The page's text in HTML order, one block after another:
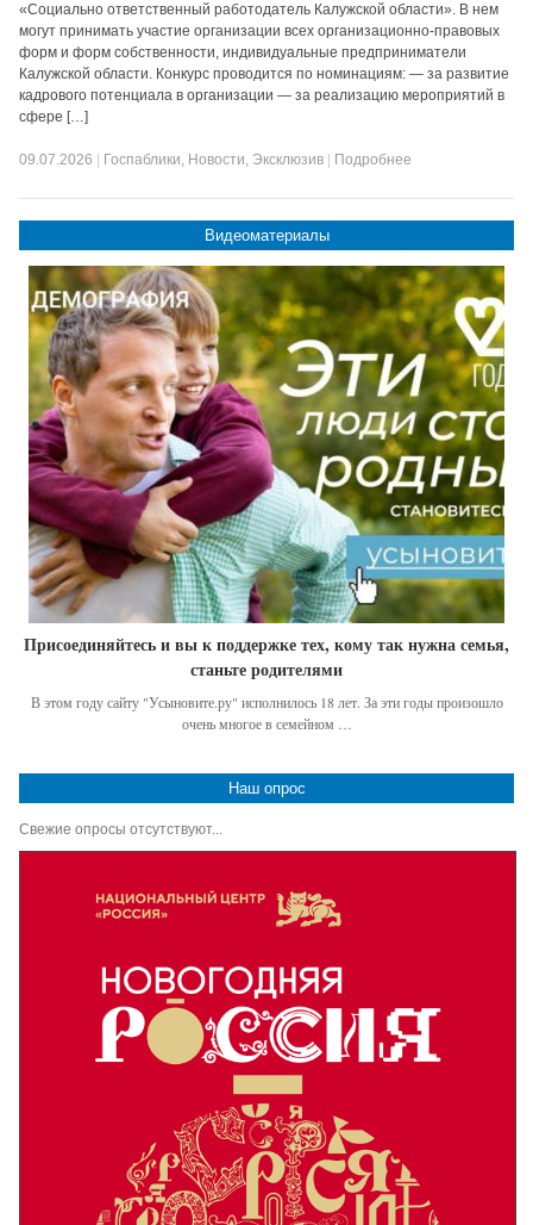
«Социально ответственный работодатель Калужской области». В нем
могут принимать участие организации всех организационно-правовых
форм и форм собственности, индивидуальные предприниматели
Калужской области. Конкурс проводится по номинациям: — за развитие
кадрового потенциала в организации — за реализацию мероприятий в
сфере […]
09.07.2026 Госпаблики, Новости, Эксклюзив Подробнее
Видеоматериалы
Присоединяйтесь и вы к поддержке тех, кому так нужна семья,
станьте родителями
В этом году сайту "Усыновите.ру" исполнилось 18 лет. За эти годы произошло
очень многое в семейном …
Наш опрос
Свежие опросы отсутствуют...